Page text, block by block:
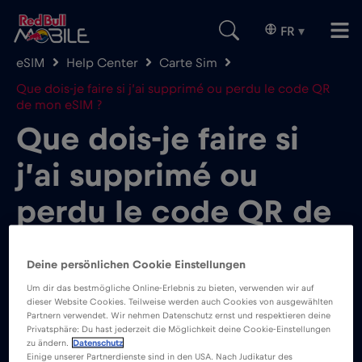
FR ▾
eSIM Help Center
Carte Sim
Que dois-je faire si j’ai supprimé ou perdu le code QR
de mon eSIM ?
Que dois-je faire si
j’ai supprimé ou
perdu le code QR de
Si tu ne trouves pas ton code QR ou si tu l’as
Deine persönlichen Cookie Einstellungen
Um dir das bestmögliche Online-Erlebnis zu bieten, verwenden wir auf
dieser Website Cookies. Teilweise werden auch Cookies von ausgewählten
Partnern verwendet. Wir nehmen Datenschutz ernst und respektieren deine
Privatsphäre: Du hast jederzeit die Möglichkeit deine Cookie-Einstellungen
zu ändern.
Datenschutz
Einige unserer Partnerdienste sind in den USA. Nach Judikatur des